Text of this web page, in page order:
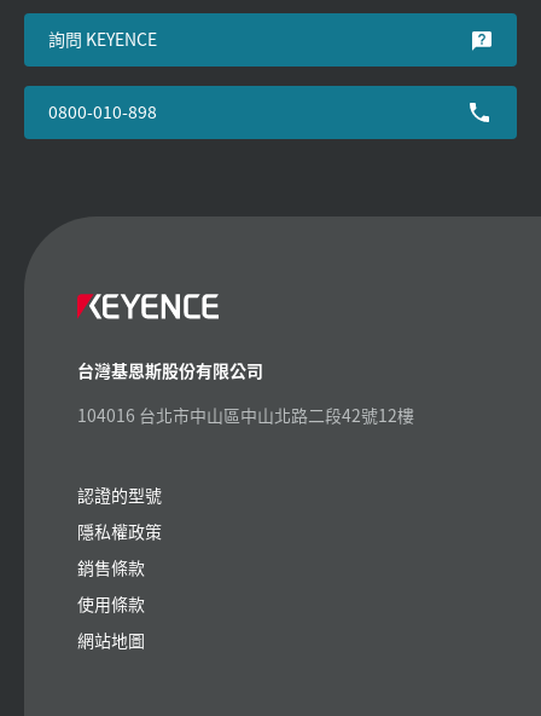
詢問 KEYENCE
0800-010-898
台灣基恩斯股份有限公司
104016 台北市中山區中山北路二段42號12樓
認證的型號
隱私權政策
銷售條款
使用條款
網站地圖